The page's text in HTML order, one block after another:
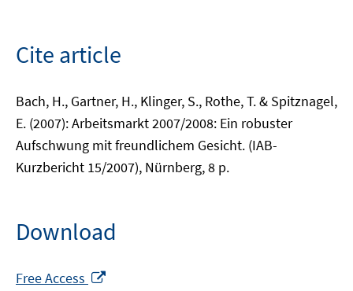
Cite article
Bach, H., Gartner, H., Klinger, S., Rothe, T. & Spitznagel,
E. (2007): Arbeitsmarkt 2007/2008: Ein robuster
Aufschwung mit freundlichem Gesicht. (IAB-
Kurzbericht 15/2007), Nürnberg, 8 p.
Download
Free Access